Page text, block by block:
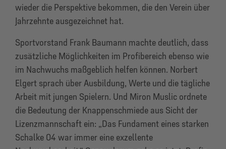
wieder die Perspektive bekommen, die den Verein über
Jahrzehnte ausgezeichnet hat.
Sportvorstand Frank Baumann machte deutlich, dass
zusätzliche Möglichkeiten im Profibereich ebenso wie
im Nachwuchs maßgeblich helfen können. Norbert
Elgert sprach über Ausbildung, Werte und die tägliche
Arbeit mit jungen Spielern. Und Miron Muslic ordnete
die Bedeutung der Knappenschmiede aus Sicht der
Lizenzmannschaft ein: „Das Fundament eines starken
Schalke 04 war immer eine exzellente